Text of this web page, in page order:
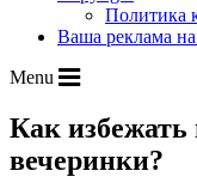
Политика
Ваша реклама
Menu
Как избежать
вечеринки?